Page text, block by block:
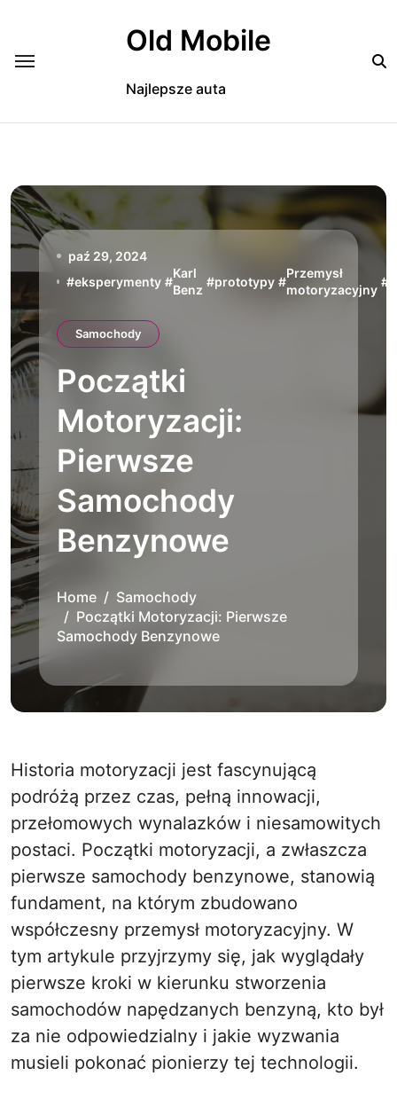
Old Mobile
Najlepsze auta
paź 29, 2024
#eksperymenty #
Karl
Benz
#prototypy #
Przemysł
motoryzacyjny
#
Samochody
Początki
Motoryzacji:
Pierwsze
Samochody
Benzynowe
Home
Samochody
Początki Motoryzacji: Pierwsze
Samochody Benzynowe
Historia motoryzacji jest fascynującą
podróżą przez czas, pełną innowacji,
przełomowych wynalazków i niesamowitych
postaci. Początki motoryzacji, a zwłaszcza
pierwsze samochody benzynowe, stanowią
fundament, na którym zbudowano
współczesny przemysł motoryzacyjny. W
tym artykule przyjrzymy się, jak wyglądały
pierwsze kroki w kierunku stworzenia
samochodów napędzanych benzyną, kto był
za nie odpowiedzialny i jakie wyzwania
musieli pokonać pionierzy tej technologii.